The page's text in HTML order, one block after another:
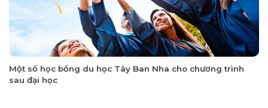
Một số học bổng du học Tây Ban Nha cho chương trình
sau đại học